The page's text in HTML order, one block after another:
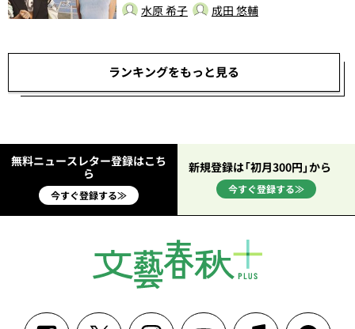
水原 希子
成田 悠輔
ランキングをもっと見る
無料ニュースレター登録はこち
ら
今すぐ登録する≫
新規登録は「初月300円」から
今すぐ登録する≫